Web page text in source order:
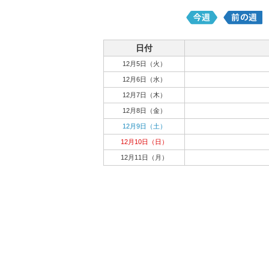
日付
12月5日（火）
12月6日（水）
12月7日（木）
12月8日（金）
12月9日（土）
12月10日（日）
12月11日（月）